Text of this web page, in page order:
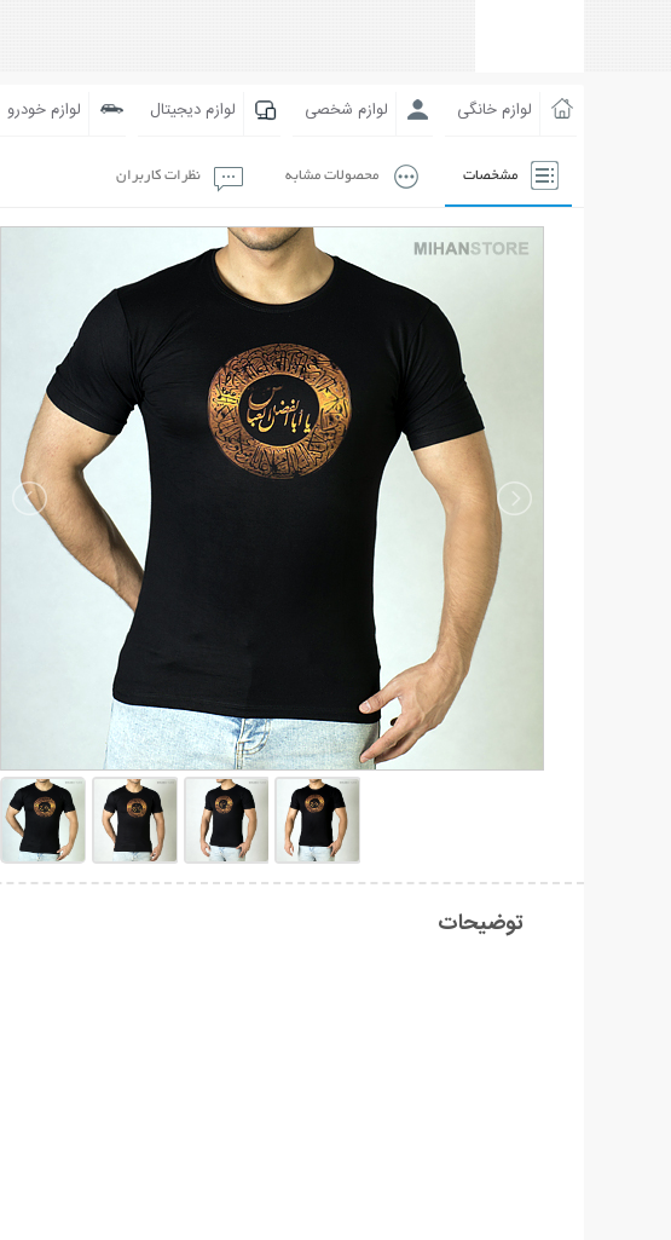
لوازم خانگی لوازم شخصی لوازم دیجیتال لوازم خودرو
مشخصات محصولات مشابه نظرات کاربران
توضیحات